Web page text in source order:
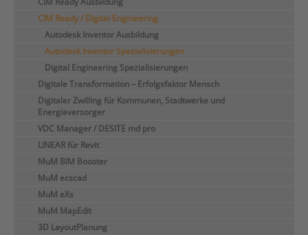
CIM Ready / Digital Engineering
Autodesk Inventor Ausbildung
Autodesk Inventor Spezialisierungen
Digital Engineering Spezialisierungen
Digitale Transformation – Erfolgsfaktor Mensch
Digitaler Zwilling für Kommunen, Stadtwerke und
Energieversorger
VDC Manager / DESITE md pro
LINEAR für Revit
MuM BIM Booster
MuM ecscad
MuM eXs
MuM MapEdit
3D LayoutPlanung